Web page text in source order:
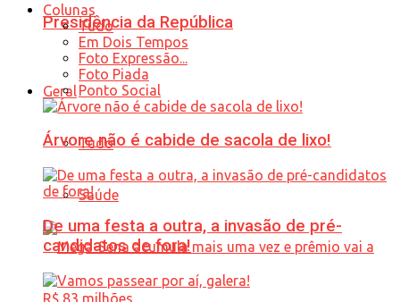
Presidência da República
Geral
Tudo
Saúde
Colunas
Tudo
Em Dois Tempos
Foto Expressão...
Foto Piada
Ponto Social
Árvore não é cabide de sacola de lixo!
De uma festa a outra, a invasão de pré-
candidatos de fora!